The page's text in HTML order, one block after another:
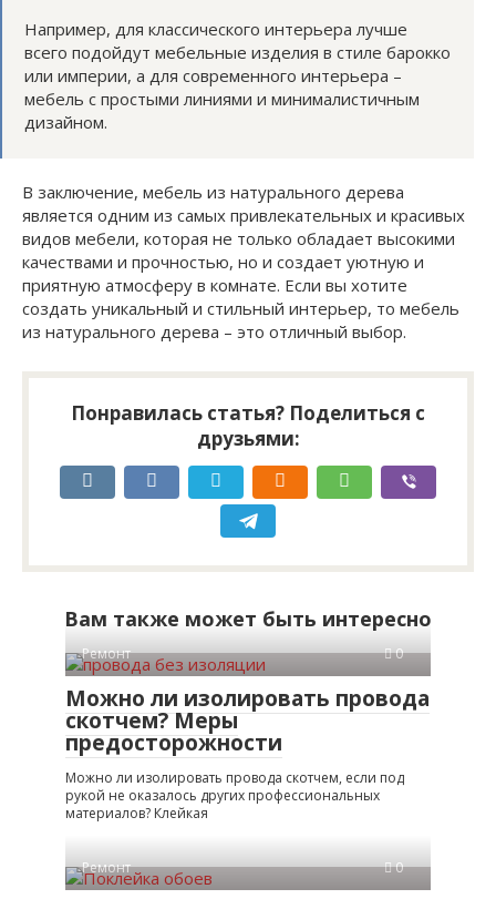
Например, для классического интерьера лучше
всего подойдут мебельные изделия в стиле барокко
или империи, а для современного интерьера –
мебель с простыми линиями и минималистичным
дизайном.
В заключение, мебель из натурального дерева
является одним из самых привлекательных и красивых
видов мебели, которая не только обладает высокими
качествами и прочностью, но и создает уютную и
приятную атмосферу в комнате. Если вы хотите
создать уникальный и стильный интерьер, то мебель
из натурального дерева – это отличный выбор.
Понравилась статья? Поделиться с
друзьями:
Вам также может быть интересно
Ремонт 0
Можно ли изолировать провода
скотчем? Меры
предосторожности
Можно ли изолировать провода скотчем, если под
рукой не оказалось других профессиональных
материалов? Клейкая
Ремонт 0